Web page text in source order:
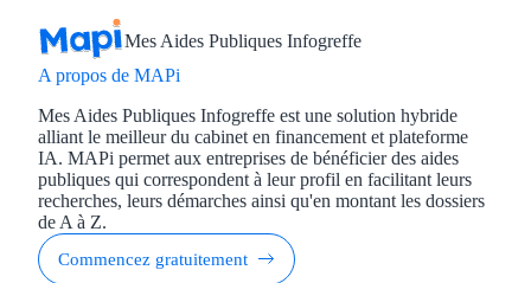
Mes Aides Publiques Infogreffe
A propos de MAPi
Mes Aides Publiques Infogreffe est une solution hybride
alliant le meilleur du cabinet en financement et plateforme
IA. MAPi permet aux entreprises de bénéficier des aides
publiques qui correspondent à leur profil en facilitant leurs
recherches, leurs démarches ainsi qu'en montant les dossiers
de A à Z.
Commencez gratuitement